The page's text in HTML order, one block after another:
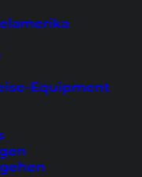
Equipment
ersten Stopp
1 Stunde und 30
Aussicht
Wir
Wetter und